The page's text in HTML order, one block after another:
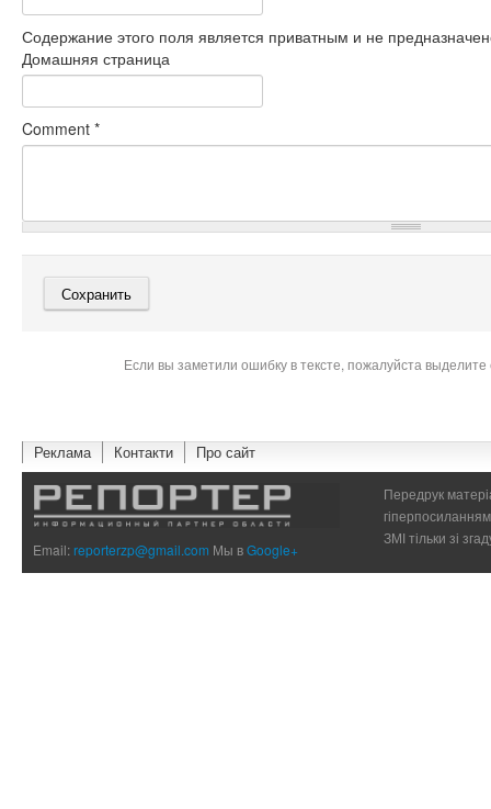
Содержание этого поля является приватным и не
Домашняя страница
Comment *
Если вы заметили ошибку в тексте, пожалуйста
Реклама Контакти Про сайт
Email:reporterzp@gmail.com Мы вGoogle+
Передрук
ЗМІ тільки зі